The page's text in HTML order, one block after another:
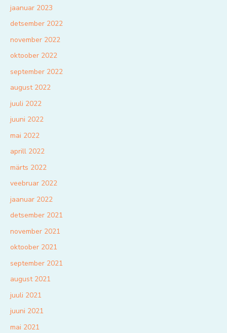
jaanuar 2023
detsember 2022
november 2022
oktoober 2022
september 2022
august 2022
juuli 2022
juuni 2022
mai 2022
aprill 2022
märts 2022
veebruar 2022
jaanuar 2022
detsember 2021
november 2021
oktoober 2021
september 2021
august 2021
juuli 2021
juuni 2021
mai 2021